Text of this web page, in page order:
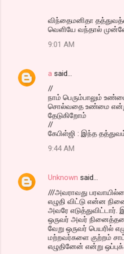
விந்தைமனிதா
வெளியே வந்தால்
9:01 AM
a said…
//
நாம் பெரும்பாலும்
சொல்வதை உண்மை
தேடுகிறோம்
//
கேபிள்ஜி : இந்த தத்துவம்
9:44 AM
Unknown said…
///அவராவது
எழுதி விட்டு என்ன
அவரே எடுத்துவிட்டார்.
ஒருவர் அவர்
வேறு ஒருவர் பெயரில்
மற்றவர்களை குற்றம்
எழுதினேன் என்று